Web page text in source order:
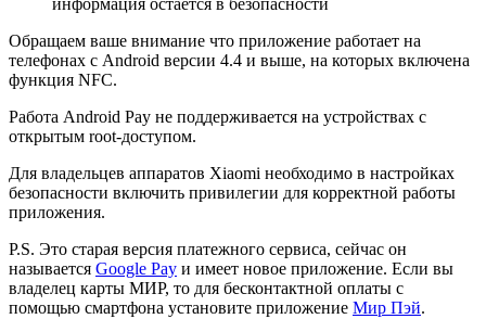
информация остается в безопасности
Обращаем ваше внимание что приложение работает на
телефонах с Android версии 4.4 и выше, на которых включена
функция NFC.
Работа Android Pay не поддерживается на устройствах с
открытым root-доступом.
Для владельцев аппаратов Xiaomi необходимо в настройках
безопасности включить привилегии для корректной работы
приложения.
P.S. Это старая версия платежного сервиса, сейчас он
называется Google Pay и имеет новое приложение. Если вы
владелец карты МИР, то для бесконтактной оплаты с
помощью смартфона установите приложение Мир Пэй.